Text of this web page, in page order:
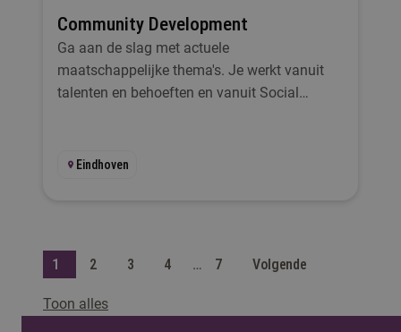
Community Development
Ga aan de slag met actuele
maatschappelijke thema's. Je werkt vanuit
talenten en behoeften en vanuit Social
vraagstukken.
Eindhoven
1 2 3 4 … 7 Volgende
Toon alles